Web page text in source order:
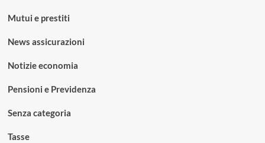
Mutui e prestiti
News assicurazioni
Notizie economia
Pensioni e Previdenza
Senza categoria
Tasse